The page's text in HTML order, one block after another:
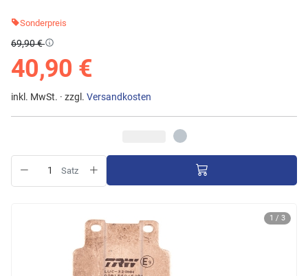
1 / 3
Sonderpreis
69,90 €
40,90 €
inkl. MwSt. · zzgl. Versandkosten
Satz